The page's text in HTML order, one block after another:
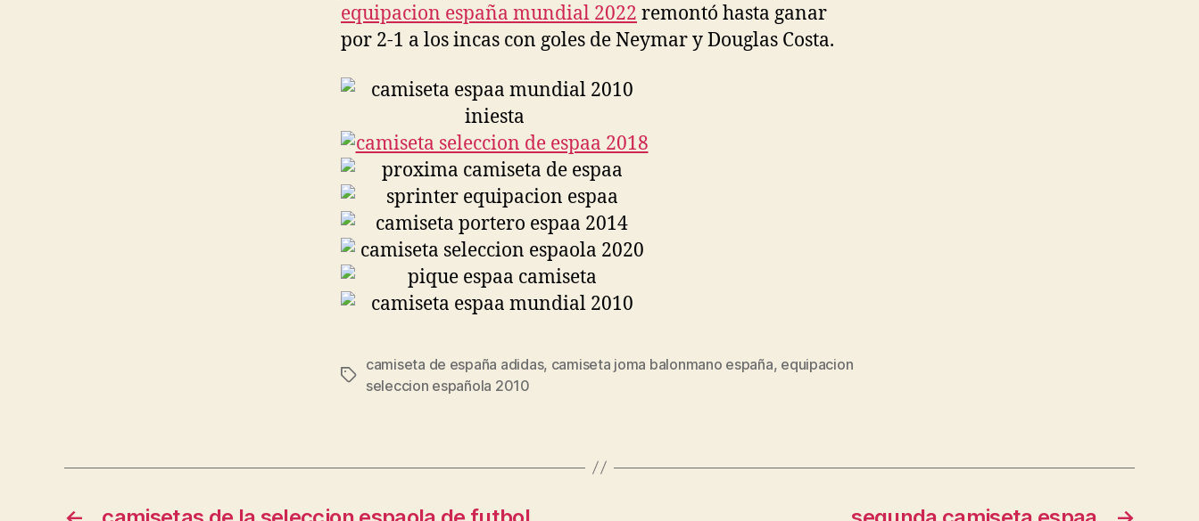
equipacion españa mundial 2022 remontó hasta ganar
por 2-1 a los incas con goles de Neymar y Douglas Costa.
Etiquetas
camiseta de españa adidas, camiseta joma balonmano españa, equipacion
seleccion española 2010